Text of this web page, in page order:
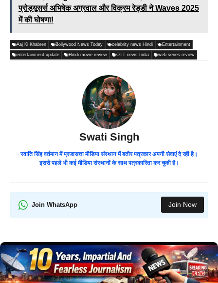
प्रोड्यूसर्स अभिषेक अग्रवाल और विक्रम रेड्डी ने Waves 2025
में की घोषणा!
Aaj Ki Khabren Bollywood News Today celebrity news Hindi Entertainment
entertainment update Hindi movie review OTT news India web series review
Swati Singh
स्वाति सिंह वर्तमान में प्रजासत्ता मीडिया संस्थान में बतौर पत्रकार अपनी सेवाएं दे रही है।
इससे पहले भी कई मीडिया संस्थानों के साथ पत्रकारिता कर चुकी है।
Join WhatsApp Join Now